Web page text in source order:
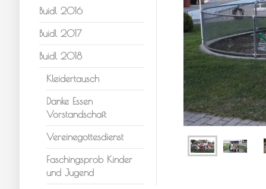
Buidl 2016
Buidl 2017
Buidl 2018
Kleidertausch
Danke Essen
Vorstandschaft
Vereinegottesdienst
Faschingsprob Kinder
und Jugend